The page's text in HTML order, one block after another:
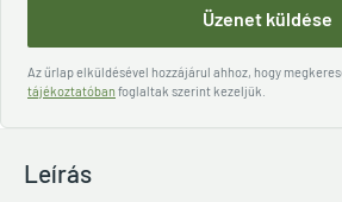
Üzenet küldése
Az űrlap elküldésével hozzájárul ahhoz, hogy
tájékoztatóban foglaltak szerint kezeljük.
Leírás